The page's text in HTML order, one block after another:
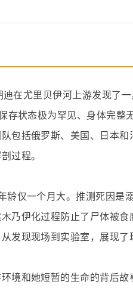
在尤里贝伊河上游发现了
存状态极为罕见、身体完整
包括俄罗斯、美国、日本
过程。
仅一个月大。推测死因是
乃伊化过程防止了尸体被
发现现场到实验室，展现了
境和她短暂的生命的背后